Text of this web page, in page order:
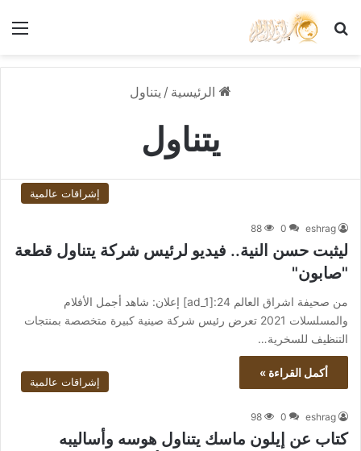
بحث عن
الرئيسية / يتناول
يتناول
إشراقات عالمية
eshrag
0
88
ليثبت حسن النية.. فيديو لرئيس شركة يتناول قطعة
"صابون"
من صحيفة اشراق العالم 24:[ad_1] إعلان: شاهد أجمل الأفلام
والمسلسلات 2021 تعرض رئيس شركة صينية كبيرة متخصصة بمنتجات
التنظيف للسخرية…
أكمل القراءة »
إشراقات عالمية
eshrag
0
98
كتاب عن إيلون ماسك يتناول هوسه وأساليبه